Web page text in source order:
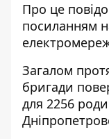
Про це
посиланням
Загалом
бригади
для 2256